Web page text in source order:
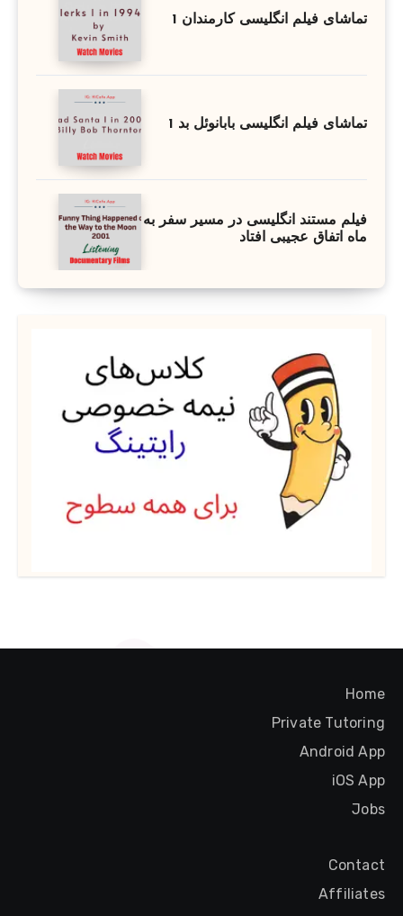
تماشای فیلم انگلیسی کارمندان 1
تماشای فیلم انگلیسی بابانوئل بد 1
فیلم مستند انگلیسی در مسیر سفر به
ماه اتفاق عجیبی افتاد
Home
Private Tutoring
Android App
iOS App
Jobs
Contact
Affiliates